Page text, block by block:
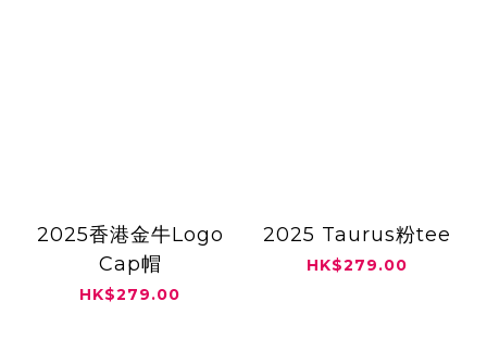
2025香港金牛Logo
Cap帽
HK$279.00
2025 Taurus粉tee
HK$279.00